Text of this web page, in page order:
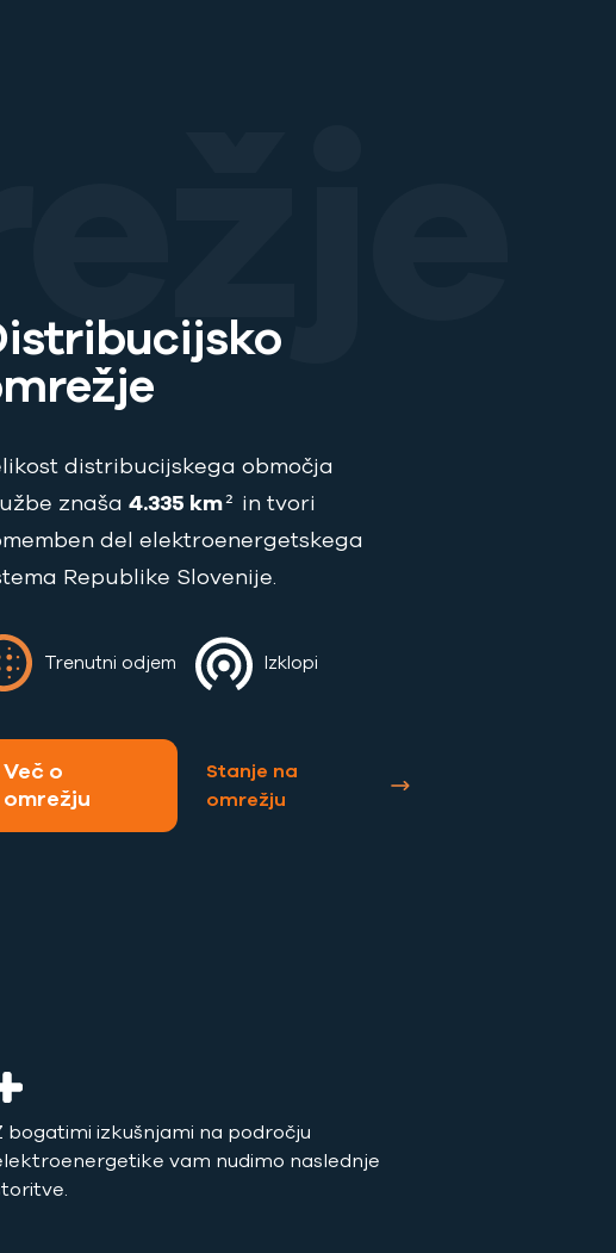
distribucijskega območja
znaša 4.335 km² in tvori
del elektroenergetskega
Republike Slovenije.
Trenutni odjem Izklopi
Več o
omrežju
Stanje na
omrežju
bogatimi izkušnjami na področju
vam nudimo naslednje